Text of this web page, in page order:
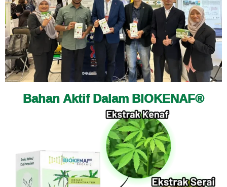
Bahan Aktif Dalam BIOKENAF®